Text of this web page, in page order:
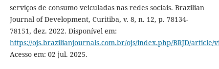
serviços de consumo veiculadas nas redes sociais. Brazilian
Journal of Development, Curitiba, v. 8, n. 12, p. 78134-
78151, dez. 2022. Disponível em:
https://ojs.brazilianjournals.com.br/ojs/index.php/BRJD/article/
Acesso em: 02 jul. 2025.